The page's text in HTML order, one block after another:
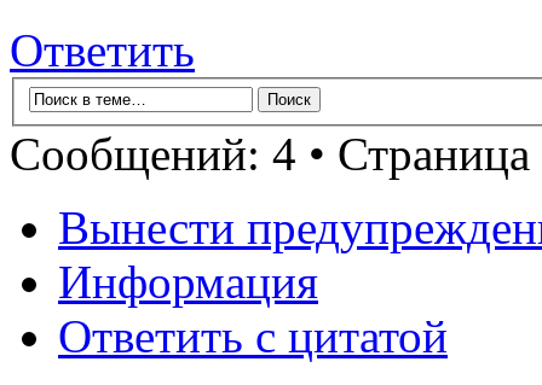
Ответить
Сообщений: 4 • Страница
Вынести
Информация
Ответить с цитатой